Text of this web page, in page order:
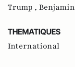
Trump ,
THEMATIQUES
International